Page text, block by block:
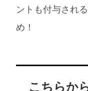
ントも付与され
め！
こちらか